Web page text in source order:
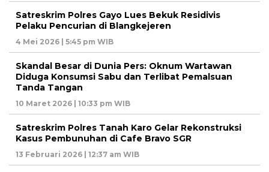
Satreskrim Polres Gayo Lues Bekuk Residivis
Pelaku Pencurian di Blangkejeren
4 Mei 2026 | 5:45 pm WIB
Skandal Besar di Dunia Pers: Oknum Wartawan
Diduga Konsumsi Sabu dan Terlibat Pemalsuan
Tanda Tangan
10 Maret 2026 | 10:33 pm WIB
Satreskrim Polres Tanah Karo Gelar Rekonstruksi
Kasus Pembunuhan di Cafe Bravo SGR
13 Februari 2026 | 12:37 am WIB